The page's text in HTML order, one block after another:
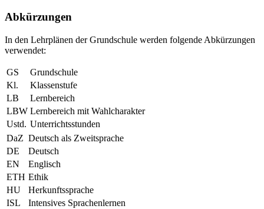
Abkürzungen
In den Lehrplänen der Grundschule werden folgende Abkürzungen
verwendet:
GS
Grundschule
Kl.
Klassenstufe
LB
Lernbereich
LBW Lernbereich mit Wahlcharakter
Ustd. Unterrichtsstunden
DaZ Deutsch als Zweitsprache
DE
Deutsch
EN
Englisch
ETH Ethik
HU
Herkunftssprache
ISL
Intensives Sprachenlernen